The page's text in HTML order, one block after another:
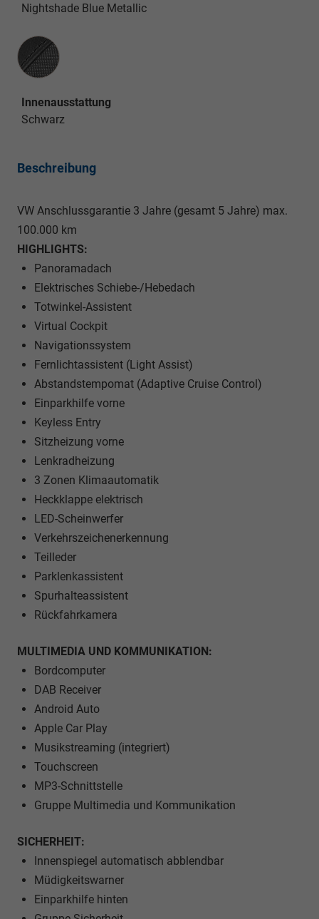
Nightshade Blue Metallic
Innenausstattung
Innenausstattung
Schwarz
Beschreibung
VW Anschlussgarantie 3 Jahre (gesamt 5 Jahre) max.
100.000 km
HIGHLIGHTS:
Panoramadach
Elektrisches Schiebe-/Hebedach
Totwinkel-Assistent
Virtual Cockpit
Navigationssystem
Fernlichtassistent (Light Assist)
Abstandstempomat (Adaptive Cruise Control)
Einparkhilfe vorne
Keyless Entry
Sitzheizung vorne
Lenkradheizung
3 Zonen Klimaautomatik
Heckklappe elektrisch
LED-Scheinwerfer
Verkehrszeichenerkennung
Teilleder
Parklenkassistent
Spurhalteassistent
Rückfahrkamera
MULTIMEDIA UND KOMMUNIKATION:
Bordcomputer
DAB Receiver
Android Auto
Apple Car Play
Musikstreaming (integriert)
Touchscreen
MP3-Schnittstelle
Gruppe Multimedia und Kommunikation
SICHERHEIT:
Innenspiegel automatisch abblendbar
Müdigkeitswarner
Einparkhilfe hinten